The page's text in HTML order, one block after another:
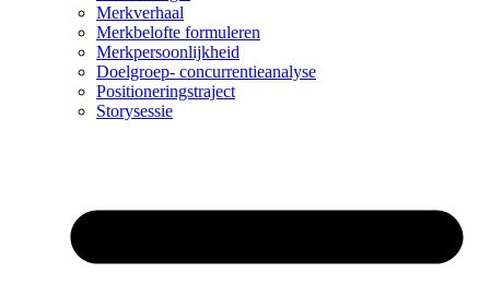
Merkverhaal
Merkbelofte formuleren
Merkpersoonlijkheid
Doelgroep- concurrentieanalyse
Positioneringstraject
Storysessie